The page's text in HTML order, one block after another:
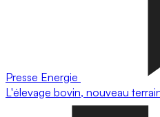
Presse Energie
L'élevage bovin, nouveau